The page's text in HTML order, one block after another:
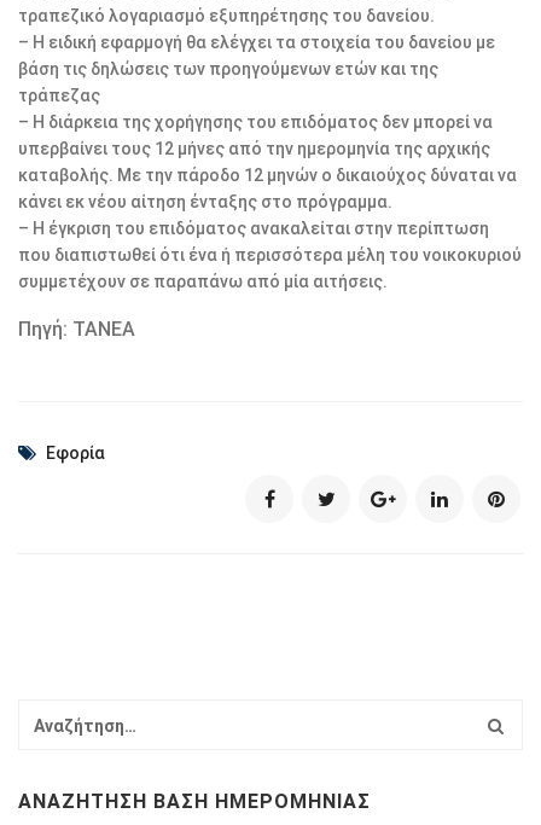
τραπεζικό λογαριασμό εξυπηρέτησης του δανείου.
– Η ειδική εφαρμογή θα ελέγχει τα στοιχεία του δανείου με
βάση τις δηλώσεις των προηγούμενων ετών και της
τράπεζας
– Η διάρκεια της χορήγησης του επιδόματος δεν μπορεί να
υπερβαίνει τους 12 μήνες από την ημερομηνία της αρχικής
καταβολής. Με την πάροδο 12 μηνών ο δικαιούχος δύναται να
κάνει εκ νέου αίτηση ένταξης στο πρόγραμμα.
– Η έγκριση του επιδόματος ανακαλείται στην περίπτωση
που διαπιστωθεί ότι ένα ή περισσότερα μέλη του νοικοκυριού
συμμετέχουν σε παραπάνω από μία αιτήσεις.
Πηγή: ΤΑΝΕΑ
Εφορία
ΑΝΑΖΉΤΗΣΗ ΒΆΣΗ ΗΜΕΡΟΜΗΝΊΑΣ